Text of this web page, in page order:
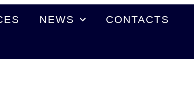
NEWS CONTACTS